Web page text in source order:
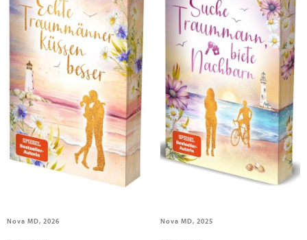
Lassen, Svenja
Echte Traummänner küssen
Nova MD, 2026
Lassen, Svenja
Suche Traummann, biete
Nova MD, 2025